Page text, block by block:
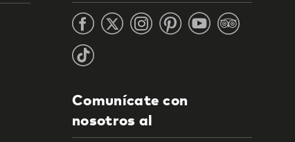
Comunícate con
nosotros al